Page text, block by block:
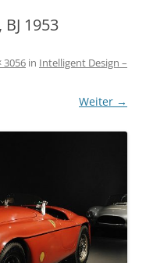
1953
3056 in Intelligent Design –
Weiter →